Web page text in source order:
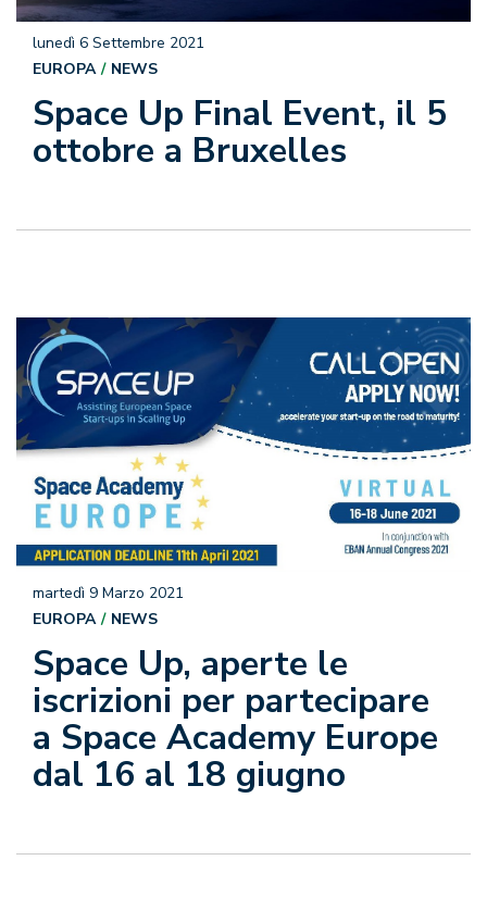
Space Up Final Event, il 5
ottobre a Bruxelles
lunedì 6 Settembre 2021
EUROPA
NEWS
Space Up, aperte le
iscrizioni per partecipare
a Space Academy Europe
dal 16 al 18 giugno
martedì 9 Marzo 2021
EUROPA
NEWS